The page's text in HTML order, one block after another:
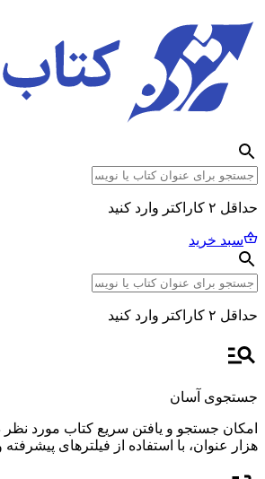
حداقل ۲ کاراکتر وارد کنید
سبد خرید
حداقل ۲ کاراکتر وارد کنید
جستجوی آسان
هزار عنوان، با استفاده از فیلترهای